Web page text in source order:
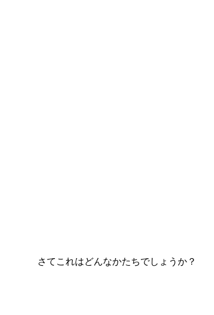
さてこれはどんなかたちでしょうか？